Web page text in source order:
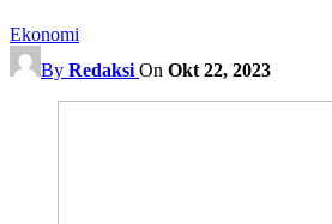
Ekonomi
By Redaksi On Okt 22, 2023